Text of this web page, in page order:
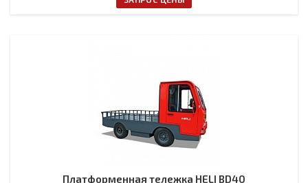
Платформенная тележка HELI BD40